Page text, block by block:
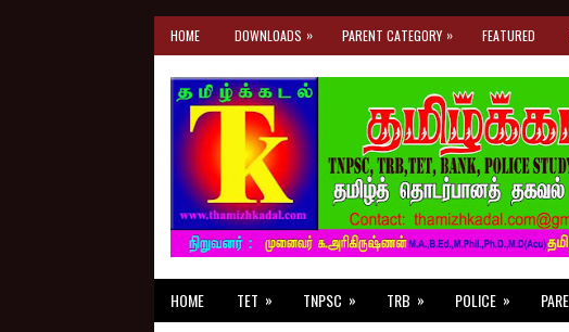
HOME DOWNLOADS » PARENT CATEGORY » FEATURED
HOME TET » TNPSC » TRB » POLICE »